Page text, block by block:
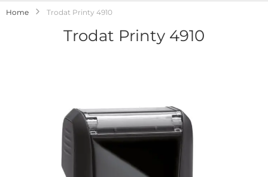
Home Trodat Printy 4910
Trodat Printy 4910
afbeeldingen-